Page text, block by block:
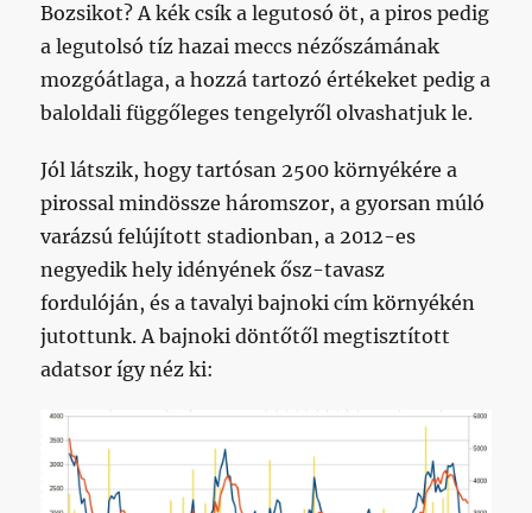
Bozsikot? A kék csík a legutosó öt, a piros pedig
a legutolsó tíz hazai meccs nézőszámának
mozgóátlaga, a hozzá tartozó értékeket pedig a
baloldali függőleges tengelyről olvashatjuk le.
Jól látszik, hogy tartósan 2500 környékére a
pirossal mindössze háromszor, a gyorsan múló
varázsú felújított stadionban, a 2012-es
negyedik hely idényének ősz-tavasz
fordulóján, és a tavalyi bajnoki cím környékén
jutottunk. A bajnoki döntőtől megtisztított
adatsor így néz ki: